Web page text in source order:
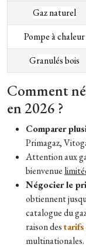
Gaz naturel
Pompe à chaleur
Granulés bois
Comment
en 2026 ?
Comparer
Primagaz,
Attention aux
bienvenue
Négocier le
obtiennent
catalogue du
raison des
multinationales.